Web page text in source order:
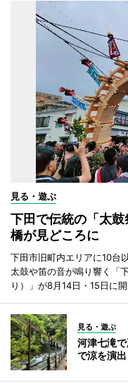
見る・遊ぶ
下田で伝統の「太
橋が見どころに
下田市旧町内エリアに10台
太鼓や笛の音が鳴り響く「
り）」が8月14日・15日に開
見る・遊ぶ
河津七滝
で涼を演出